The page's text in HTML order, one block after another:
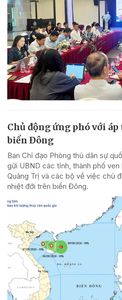
Chủ động ứng phó với
biển Đông
Ban Chỉ đạo Phòng thủ dân sự
gửi UBND các tỉnh, thành phố ven
Quảng Trị và các bộ về việc chủ
nhiệt đới trên biển Đông.